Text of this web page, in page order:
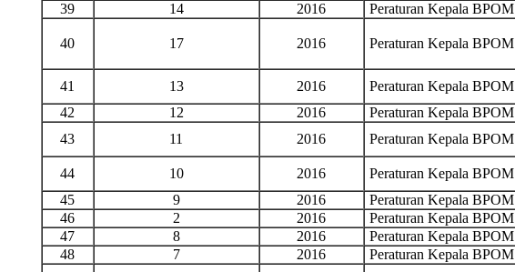
39 14 2016 Peraturan Kepala BPOM
40 17 2016 Peraturan Kepala BPOM
41 13 2016 Peraturan Kepala BPOM
42
12 2016 Peraturan Kepala BPOM
43
11 2016 Peraturan Kepala BPOM
44 10 2016 Peraturan Kepala BPOM
45
9 2016 Peraturan Kepala BPOM
46
2 2016 Peraturan Kepala BPOM
47
8 2016 Peraturan Kepala BPOM
48
7 2016 Peraturan Kepala BPOM